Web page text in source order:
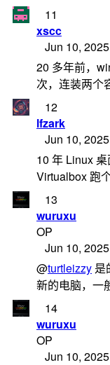
11
xscc
Jun 10, 2025
20 多年前，
次，连装两个
12
lfzark
Jun 10, 2025
10 年 Linux
Virtualbox 跑
13
wuruxu
OP
Jun 10, 2025
@turtleizzy 是
新的电脑，一
14
wuruxu
OP
Jun 10, 2025